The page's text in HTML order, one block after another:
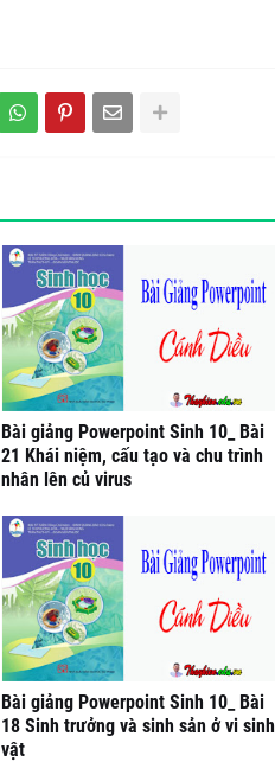
Bài giảng Powerpoint Sinh 10_ Bài
21 Khái niệm, cấu tạo và chu trình
nhân lên củ virus
Bài giảng Powerpoint Sinh 10_ Bài
18 Sinh trưởng và sinh sản ở vi sinh
vật